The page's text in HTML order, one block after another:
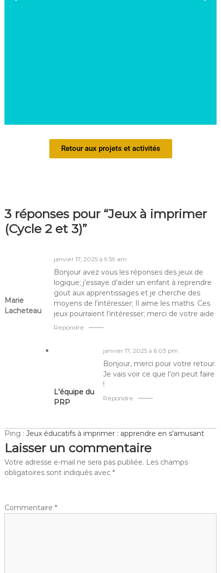
Retour aux projets et activités
3 réponses pour “Jeux à imprimer
(Cycle 2 et 3)”
Marie
Lacheteau
janvier 17, 2025 à 9:59 am
Bonjour avez vous les réponses des jeux de
logique; j’essaye d’aider un enfant à reprendre
gout aux apprentissages et je cherche des
moyens de l’intéresser; Il aime les maths. Ces
jeux pourraient l’intéresser; merci de votre aide
Répondre
L'équipe du
PRP
janvier 17, 2025 à 6:03 pm
Bonjour, merci pour votre retour.
Je vais voir ce que l’on peut faire
!
Répondre
Ping : Jeux éducatifs à imprimer : apprendre en s'amusant
Laisser un commentaire
Votre adresse e-mail ne sera pas publiée. Les champs
obligatoires sont indiqués avec *
Commentaire *